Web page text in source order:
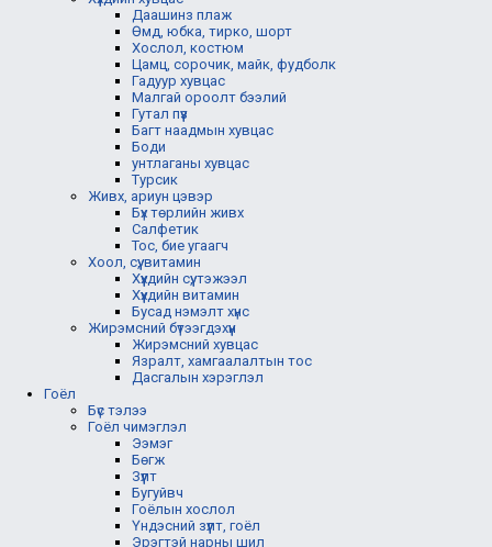
Даашинз плаж
Өмд, юбка, тирко, шорт
Хослол, костюм
Цамц, сорочик, майк, фудболк
Гадуур хувцас
Малгай ороолт бээлий
Гутал пүүз
Багт наадмын хувцас
Боди
унтлаганы хувцас
Турсик
Живх, ариун цэвэр
Бүх төрлийн живх
Салфетик
Тос, бие угаагч
Хоол, сүү, витамин
Хүүхдийн сүү, тэжээл
Хүүхдийн витамин
Бусад нэмэлт хүнс
Жирэмсний бүтээгдэхүүн
Жирэмсний хувцас
Язралт, хамгаалалтын тос
Дасгалын хэрэглэл
Гоёл
Бүс тэлээ
Гоёл чимэглэл
Ээмэг
Бөгж
Зүүлт
Бугуйвч
Гоёлын хослол
Үндэсний зүүлт, гоёл
Эрэгтэй нарны шил